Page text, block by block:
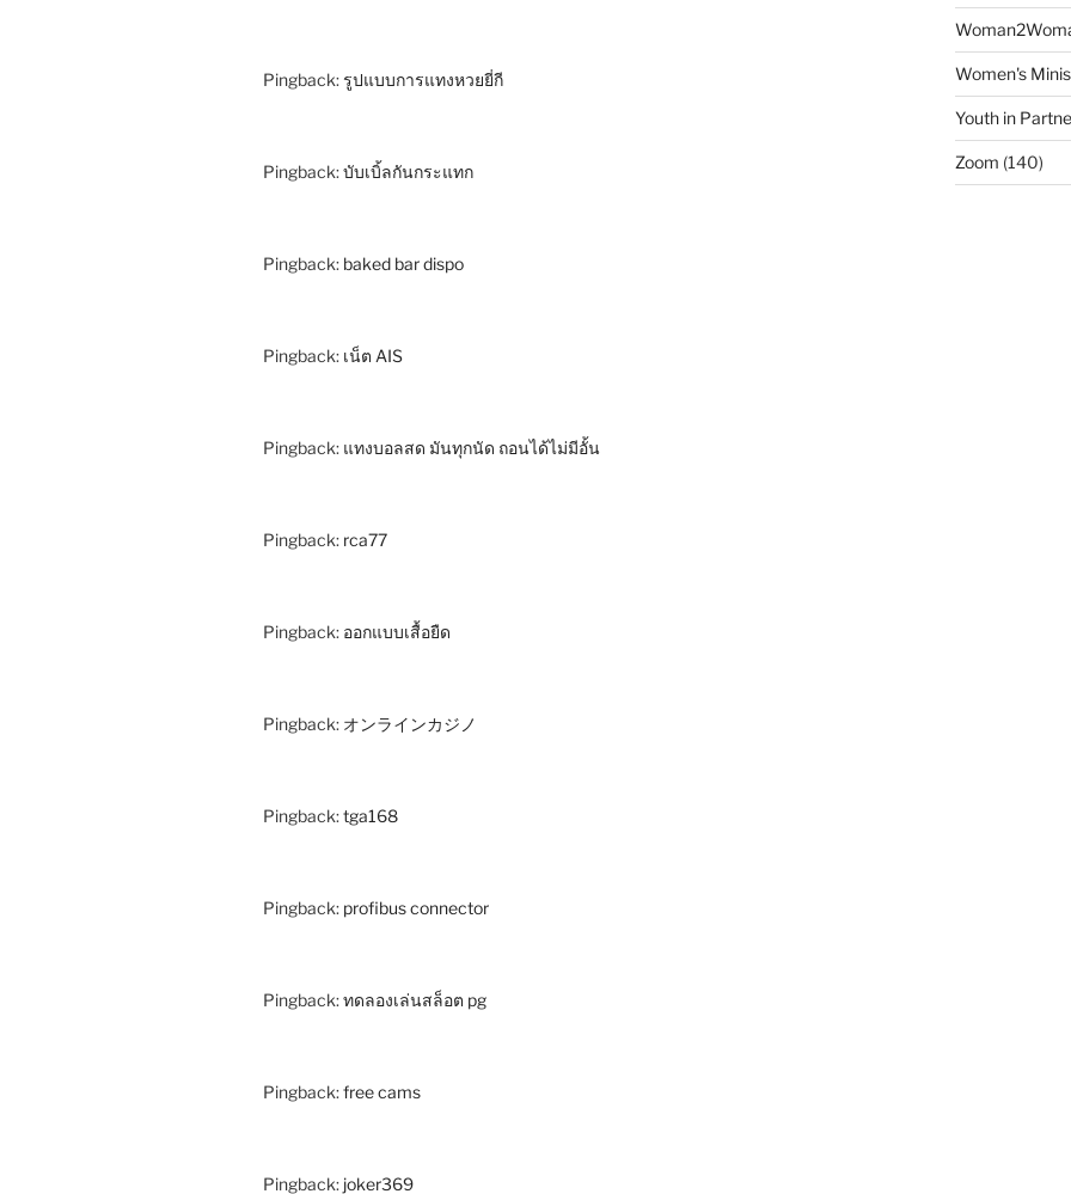
Pingback:รูปแบบการแทงหวยยี่กี
Pingback:บับเบิ้ลกันกระแทก
Pingback: baked bar dispo
Pingback: เน็ต AIS
Pingback: แทงบอลสด มันทุกนัด ถอนได้ไม่มีอั้น
Pingback: rca77
Pingback: ออกแบบเสื้อยืด
Pingback: オンラインカジノ
Pingback:tga168
Pingback: profibus connector
Pingback:ทดลองเล่นสล็อต pg
Pingback:free cams
Pingback: joker369
Women's
Youth in
Zoom (140)